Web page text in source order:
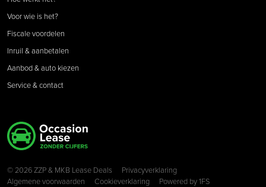
Voor wie is het?
Fiscale voordelen
Inruil & aanbetalen
Aanbod & auto kiezen
Service & contact
Copyright navigation
© 2026 ZZP & MKB Lease Deals
Privacyverklaring
Algemene voorwaarden
Cookieverklaring Powered by1FS